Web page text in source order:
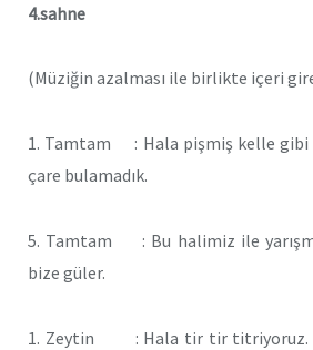
4.sahne
(Müziğin azalması ile birlikte içeri
1. Tamtam : Hala pişmiş kelle gibi
çare bulamadık.
5. Tamtam : Bu halimiz ile
bize güler.
1. Zeytin : Hala tir tir titriyoruz.